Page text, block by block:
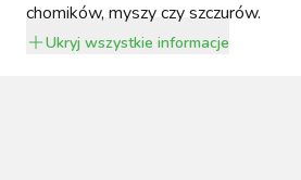
MUCHY W STAJNI.
chomików, myszy czy szczurów.
Ukryj wszystkie informacje